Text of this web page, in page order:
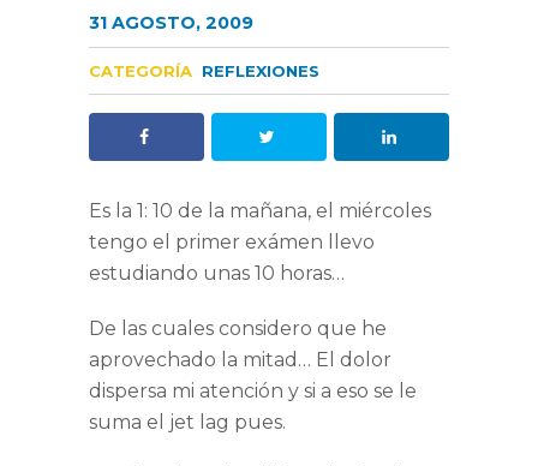
31 AGOSTO, 2009
CATEGORÍA REFLEXIONES
Es la 1: 10 de la mañana, el miércoles
tengo el primer exámen llevo
estudiando unas 10 horas…
De las cuales considero que he
aprovechado la mitad… El dolor
dispersa mi atención y si a eso se le
suma el jet lag pues.